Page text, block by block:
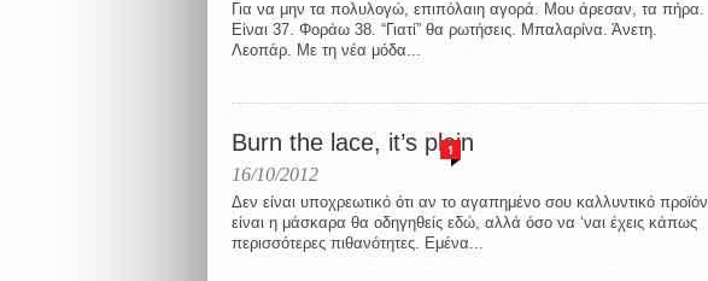
Για να μην τα πολυλογώ, επιπόλαιη αγορά. Μου άρεσαν, τα πήρα.
Είναι 37. Φοράω 38. “Γιατί” θα ρωτήσεις. Μπαλαρίνα. Άνετη.
Λεοπάρ. Με τη νέα μόδα...
1
Burn the lace, it’s plain
16/10/2012
Δεν είναι υποχρεωτικό ότι αν το αγαπημένο σου καλλυντικό προϊόν
είναι η μάσκαρα θα οδηγηθείς εδώ, αλλά όσο να ‘ναι έχεις κάπως
περισσότερες πιθανότητες. Εμένα...